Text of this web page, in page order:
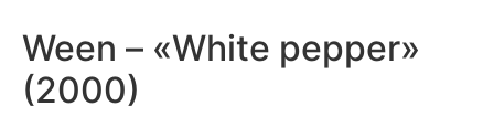
Ween – «White pepper»
(2000)